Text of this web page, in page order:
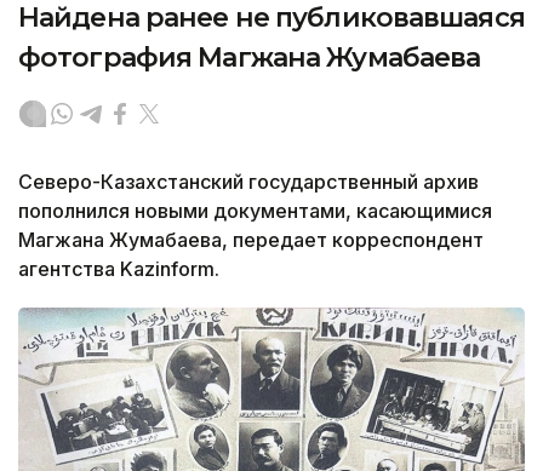
Найдена ранее не публиковавшаяся
фотография Магжана Жумабаева
Северо-Казахстанский государственный архив
пополнился новыми документами, касающимися
Магжана Жумабаева, передает корреспондент
агентства Kazіnform.